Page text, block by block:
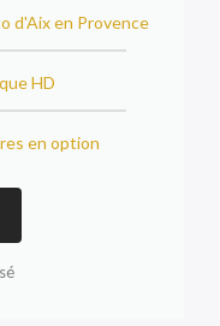
d'Aix en Provence
HD
en option